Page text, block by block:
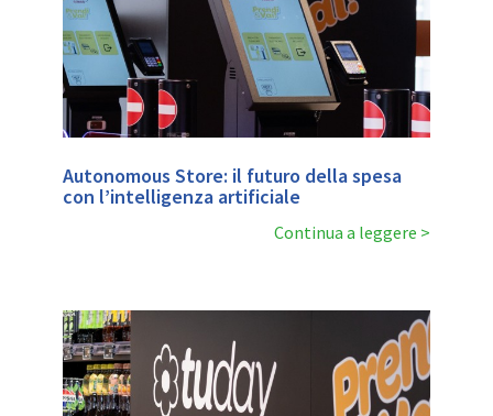
Autonomous Store: il futuro della spesa
con l’intelligenza artificiale
Continua a leggere